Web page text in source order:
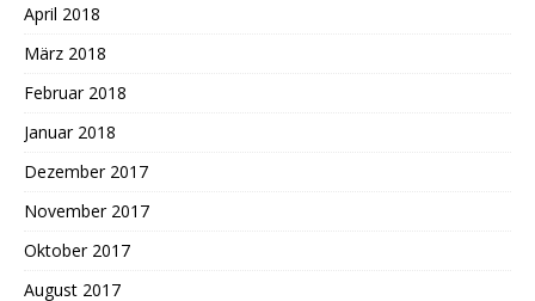
April 2018
März 2018
Februar 2018
Januar 2018
Dezember 2017
November 2017
Oktober 2017
August 2017